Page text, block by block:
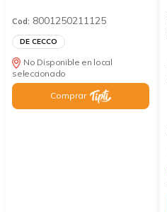
Cod: 8001250211125
DE CECCO
No Disponible en local
seleccionado
Comprar